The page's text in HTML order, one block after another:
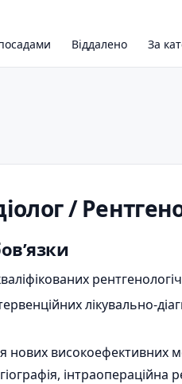
Віддалено За
/
лікувально-
нових високоефективних
інтраопераційна